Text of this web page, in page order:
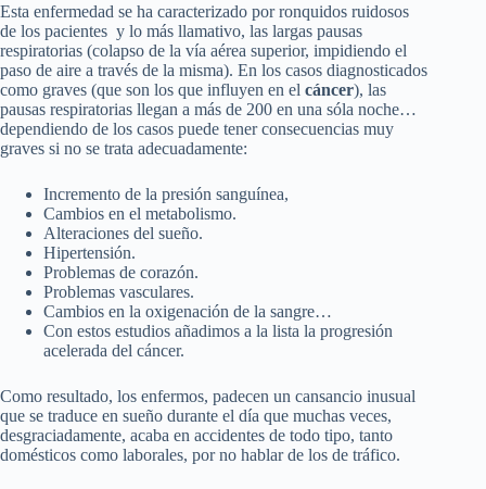
Esta enfermedad se ha caracterizado por ronquidos ruidosos
de los pacientes y lo más llamativo, las largas pausas
respiratorias (colapso de la vía aérea superior, impidiendo el
paso de aire a través de la misma). En los casos diagnosticados
como graves (que son los que influyen en el cáncer), las
pausas respiratorias llegan a más de 200 en una sóla noche…
dependiendo de los casos puede tener consecuencias muy
graves si no se trata adecuadamente:
Incremento de la presión sanguínea,
Cambios en el metabolismo.
Alteraciones del sueño.
Hipertensión.
Problemas de corazón.
Problemas vasculares.
Cambios en la oxigenación de la sangre…
Con estos estudios añadimos a la lista la progresión
acelerada del cáncer.
Como resultado, los enfermos, padecen un cansancio inusual
que se traduce en sueño durante el día que muchas veces,
desgraciadamente, acaba en accidentes de todo tipo, tanto
domésticos como laborales, por no hablar de los de tráfico.